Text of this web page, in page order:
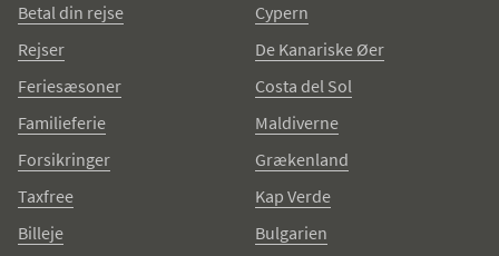
Betal din rejse
Rejser
Feriesæsoner
Familieferie
Forsikringer
Taxfree
Billeje
Cypern
De Kanariske Øer
Costa del Sol
Maldiverne
Grækenland
Kap Verde
Bulgarien